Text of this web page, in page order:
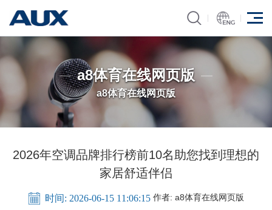
a8体育在线网页版
a8体育在线网页版
2026年空调品牌排行榜前10名助您找到理想的
家居舒适伴侣
时间: 2026-06-15 11:06:15 作者: a8体育在线网页版